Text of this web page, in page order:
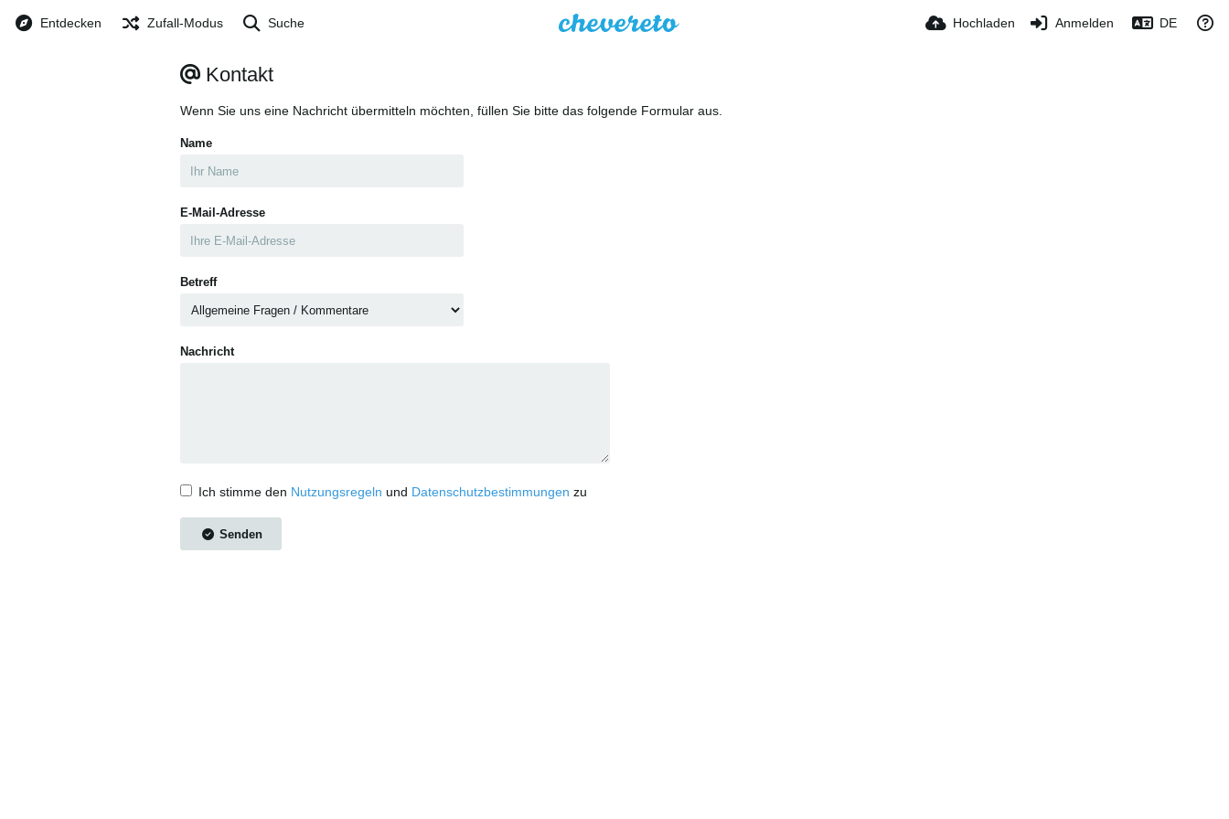
Entdecken Zufall-Modus Suche Hochladen Anmelden DE
Kontakt
Wenn Sie uns eine Nachricht übermitteln möchten, füllen Sie bitte das folgende Formular aus.
Name
E-Mail-Adresse
Betreff
Nachricht
Ich stimme den Nutzungsregeln und Datenschutzbestimmungen zu
Senden